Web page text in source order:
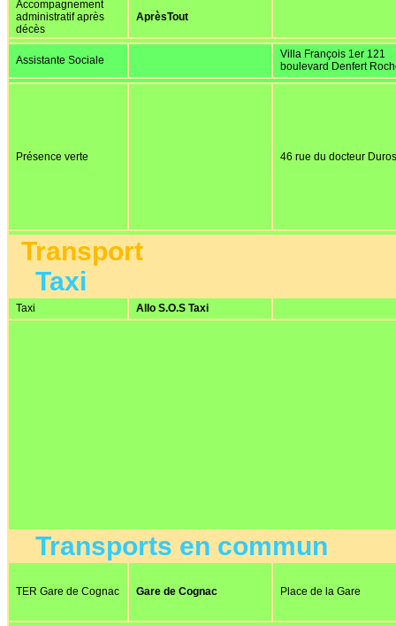
Accompagnement
administratif après
décès
AprèsTout
Assistante Sociale
Villa François 1er 121
boulevard Denfert
Présence verte 46 rue du docteur
Transport
Taxi
Taxi Allo S.O.S Taxi
Transports en commun
TER Gare de Cognac Gare de Cognac Place de la Gare